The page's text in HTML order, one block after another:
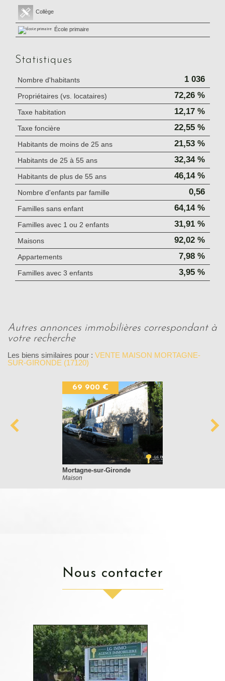
Collège
École primaire
Statistiques
Nombre d'habitants 1 036
Propriétaires (vs. locataires) 72,26 %
Taxe habitation 12,17 %
Taxe foncière 22,55 %
Habitants de moins de 25 ans 21,53 %
Habitants de 25 à 55 ans 32,34 %
Habitants de plus de 55 ans 46,14 %
Nombre d'enfants par famille 0,56
Familles sans enfant 64,14 %
Familles avec 1 ou 2 enfants 31,91 %
Maisons 92,02 %
Appartements 7,98 %
Familles avec 3 enfants 3,95 %
autres annonces immobilières correspondant à
votre recherche
Les biens similaires pour : VENTE MAISON MORTAGNE-
SUR-GIRONDE (17120)
69 900 €
Mortagne-sur-Gironde
Maison
nous contacter